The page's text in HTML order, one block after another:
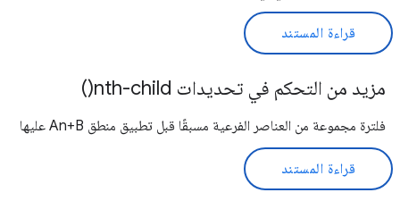
قراءة المستند
مزيد من التحكم في تحديدات nth-child()
فلترة مجموعة من العناصر الفرعية مسبقًا قبل تطبيق منطق An+B عليها
قراءة المستند